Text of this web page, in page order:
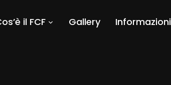
il FCF Gallery Informazioni